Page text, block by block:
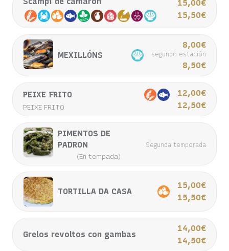
15,00€
15,50€
MEXILLÓNS
8,00€
segundo estación
8,50€
PEIXE FRITO
PEIXE FRITO
12,00€
12,50€
PIMENTOS DE
PADRON
(En tempada)
Segunda temporada
TORTILLA DA CASA
15,00€
15,50€
Grelos revoltos con gambas
14,00€
14,50€